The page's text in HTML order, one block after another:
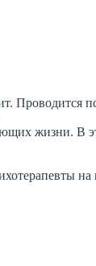
Проводится
жизни. В